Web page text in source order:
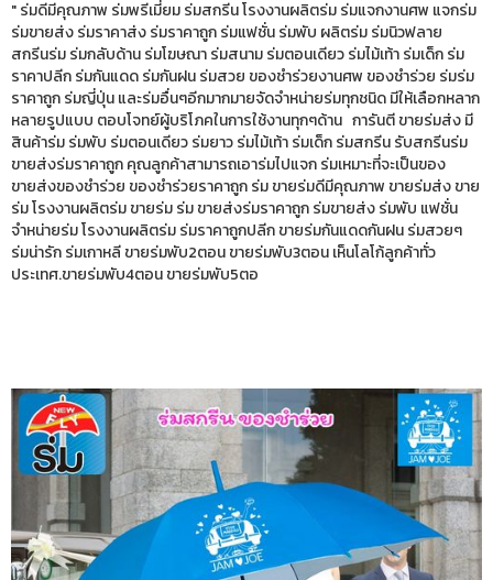
" ร่มดีมีคุณภาพ ร่มพรีเมี่ยม ร่มสกรีน โรงงานผลิตร่ม ร่มแจกงานศพ แจกร่ม
ร่มขายส่ง ร่มราคาส่ง ร่มราคาถูก ร่มแฟชั่น ร่มพับ ผลิตร่ม ร่มนิวฟลาย
สกรีนร่ม ร่มกลับด้าน ร่มโฆษณา ร่มสนาม ร่มตอนเดียว ร่มไม้เท้า ร่มเด็ก ร่ม
ราคาปลีก ร่มกันแดด ร่มกันฝน ร่มสวย ของชำร่วยงานศพ ของชำร่วย ร่มร่ม
ราคาถูก ร่มญี่ปุ่น และร่มอื่นๆอีกมากมายจัดจำหน่ายร่มทุกชนิด มีให้เลือกหลาก
หลายรูปแบบ ตอบโจทย์ผู้บริโภคในการใช้งานทุกๆด้าน การันตี ขายร่มส่ง มี
สินค้าร่ม ร่มพับ ร่มตอนเดียว ร่มยาว ร่มไม้เท้า ร่มเด็ก ร่มสกรีน รับสกรีนร่ม
ขายส่งร่มราคาถูก คุณลูกค้าสามารถเอาร่มไปแจก ร่มเหมาะที่จะเป็นของ
ขายส่งของชำร่วย ของชำร่วยราคาถูก ร่ม ขายร่มดีมีคุณภาพ ขายร่มส่ง ขาย
ร่ม โรงงานผลิตร่ม ขายร่ม ร่ม ขายส่งร่มราคาถูก ร่มขายส่ง ร่มพับ แฟชั่น
จำหน่ายร่ม โรงงานผลิตร่ม ร่มราคาถูกปลีก ขายร่มกันแดดกันฝน ร่มสวยๆ
ร่มน่ารัก ร่มเกาหลี ขายร่มพับ2ตอน ขายร่มพับ3ตอน เห็นโลโก้ลูกค้าทั่ว
ประเทศ.ขายร่มพับ4ตอน ขายร่มพับ5ตอ